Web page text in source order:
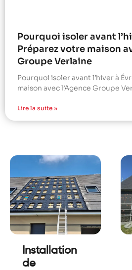
Pourquoi isoler avant
Préparez votre maison
Groupe Verlaine
Pourquoi isoler avant l’hiver à
maison avec l’Agence Groupe
Lire la suite »
Installation
de